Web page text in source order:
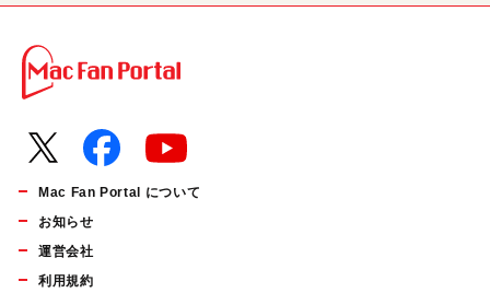
Mac Fan Portal について
お知らせ
運営会社
利用規約